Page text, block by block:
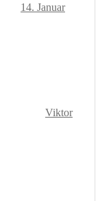
14. Januar
Viktor